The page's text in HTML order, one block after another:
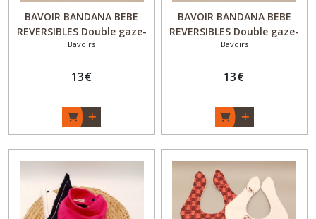
BAVOIR BANDANA BEBE
REVERSIBLES Double gaze-
Fille / Garçon - "Feuilles et
in France
Bavoirs
13€
BAVOIR BANDANA BEBE
REVERSIBLES Double gaze-
Fille / Garçon - "Pirate des
in France
Bavoirs
13€